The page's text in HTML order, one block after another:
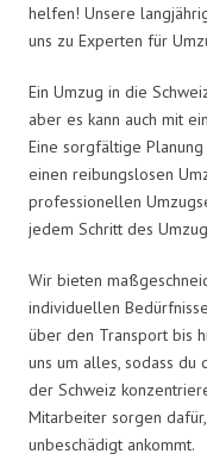
helfen! Unsere
uns zu Experten für
Ein Umzug in die
aber es kann auch mit
Eine sorgfältige
einen reibungslosen
professionellen
jedem Schritt des
Wir bieten
individuellen
über den Transport bis
uns um alles, sodass du
der Schweiz
Mitarbeiter sorgen
unbeschädigt ankommt.